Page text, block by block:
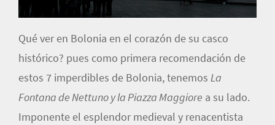
Qué ver en Bolonia en el corazón de su casco
histórico? pues como primera recomendación de
estos 7 imperdibles de Bolonia, tenemos La
Fontana de Nettuno y la Piazza Maggiore a su lado.
Imponente el esplendor medieval y renacentista